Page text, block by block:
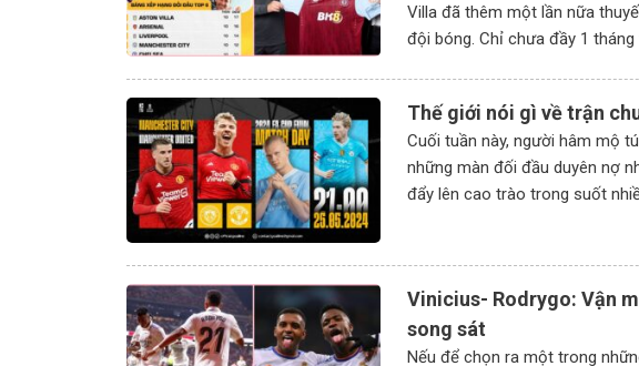
Villa đã thêm một lần nữa
đội bóng. Chỉ chưa đầy 1
Thế giới nói gì về trận
Cuối tuần này, người hâm mộ
những màn đối đầu duyên nợ
đẩy lên cao trào trong suốt
Vinicius- Rodrygo: Vận
song sát
Nếu để chọn ra một trong